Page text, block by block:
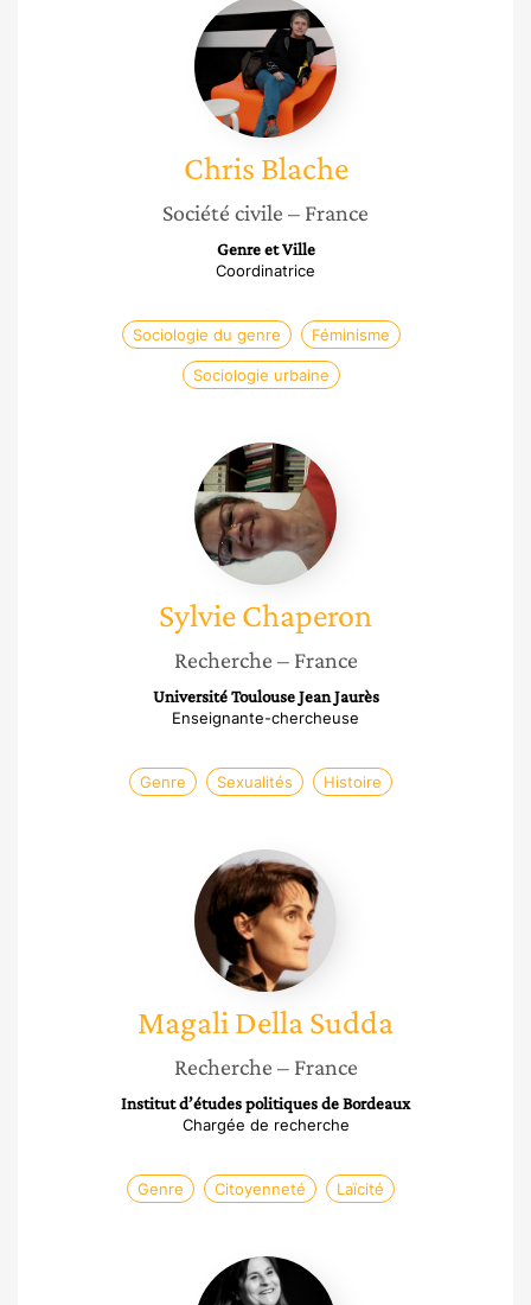
Chris
Blache
Chris Blache
Société civile – France
Genre et Ville
Coordinatrice
Sociologie du genre Féminisme
Sociologie urbaine
Sylvie
Chaperon
SylvieChaperon
Recherche – France
Université Toulouse Jean Jaurès
Enseignante-chercheuse
Genre Sexualités Histoire
Magali
Della
Sudda
MagaliDella Sudda
Recherche – France
Institut d’études politiques de Bordeaux
Chargée de recherche
Genre Citoyenneté Laïcité
Francoise
Picq